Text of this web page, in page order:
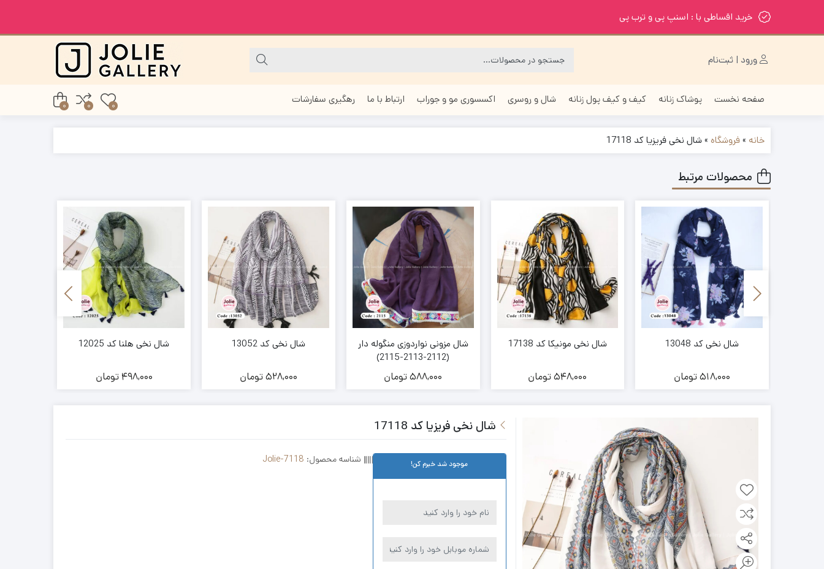
خرید اقساطی با : اسنپ پی و ترب پی
ورود | ثبت‌نام
صفحه نخست پوشاک زنانه کیف و کیف پول زنانه شال و روسری اکسسوری مو و جوراب ارتباط با ما رهگیری سفارشات
0
0
0
خانه »فروشگاه »شال نخی فریزیا کد 17118
محصولات مرتبط
شال نخی کد 13048
518,000تومان
شال نخی مونیکا کد 17138
548,000تومان
شال مزونی نواردوزی منگوله دار
(2112-2113-2115)
588,000تومان
شال نخی کد 13052
528,000تومان
شال نخی هلنا کد 12025
498,000 تومان
شال نخی فریزیا کد 17118
موجود شد خبرم کن! شناسه محصول: Jolie-7118